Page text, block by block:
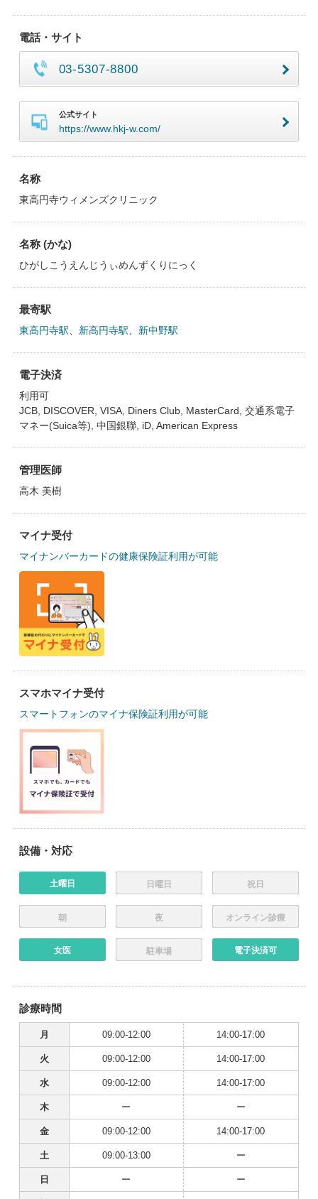
電話・サイト
03-5307-8800
公式サイト
https://www.hkj-w.com/
名称
東高円寺ウィメンズクリニック
名称 (かな)
ひがしこうえんじうぃめんずくりにっく
最寄駅
東高円寺駅 新高円寺駅 新中野駅
電子決済
利用可
JCB, DISCOVER, VISA, Diners Club, MasterCard, 交通系電子
マネー(Suica等), 中国銀聯, iD, American Express
管理医師
高木 美樹
マイナ受付
マイナンバーカードの健康保険証利用が可能
スマホマイナ受付
スマートフォンのマイナ保険証利用が可能
設備・対応
土曜日 日曜日 祝日
朝 夜 オンライン診療
女医 駐車場 電子決済可
診療時間
月 09:00-12:00 14:00-17:00
火 09:00-12:00 14:00-17:00
水 09:00-12:00 14:00-17:00
木 ー ー
金 09:00-12:00 14:00-17:00
土 09:00-13:00 ー
日 ー ー